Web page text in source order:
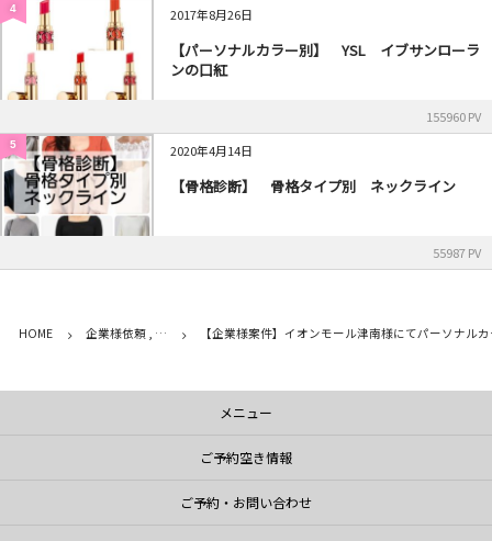
4 2017年8月26日
【パーソナルカラー別】 YSL イブサンローラ
ンの口紅
155960 PV
5 2020年4月14日
【骨格診断】 骨格タイプ別 ネックライン
55987 PV
HOME 企業様依頼 , … 【企業様案件】イオンモール津南様にてパーソナル
メニュー
ご予約空き情報
ご予約・お問い合わせ